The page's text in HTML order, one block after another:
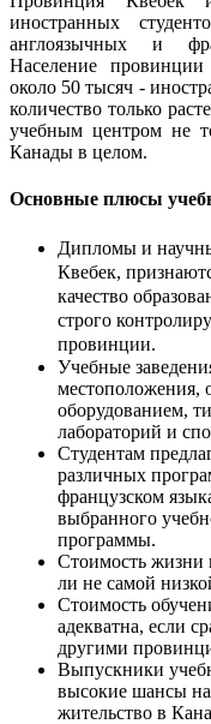
иностранных
англоязычных и
Население
около 50 тысяч -
количество только
учебным центром не
Канады в целом.
Основные плюсы
Дипломы и
Квебек,
качество
строго
провинции.
Учебные
местоположения,
оборудованием,
лабораторий и
Студентам
различных
французском
выбранного
программы.
Стоимость жизни
ли не самой
Стоимость
адекватна, если
другими
Выпускники
высокие шансы на
жительство в